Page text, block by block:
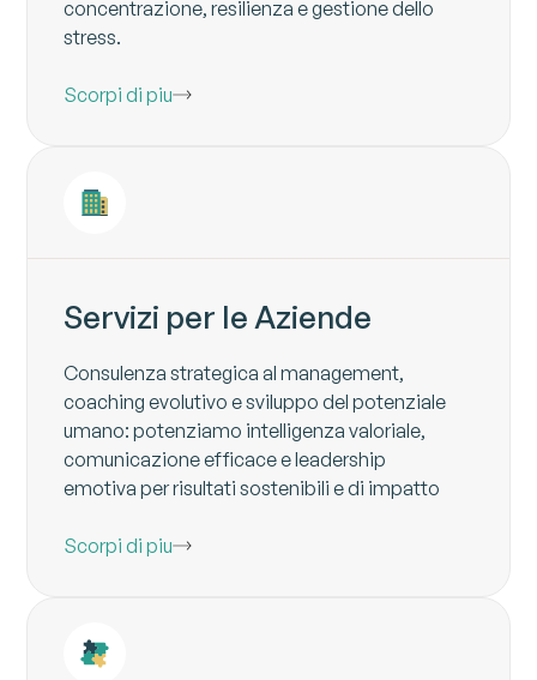
concentrazione, resilienza e gestione dello
stress.
Scorpi di piu
Servizi per le Aziende
Consulenza strategica al management,
coaching evolutivo e sviluppo del potenziale
umano: potenziamo intelligenza valoriale,
comunicazione efficace e leadership
emotiva per risultati sostenibili e di impatto
Scorpi di piu